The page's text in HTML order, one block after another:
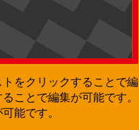
をクリックすることで編
ことで編集が可能です。
能です。